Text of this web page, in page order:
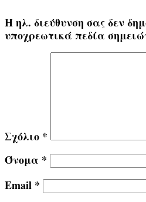
Η ηλ. διεύθυνση σας δεν
υποχρεωτικά πεδία
Σχόλιο *
Όνομα *
Email *